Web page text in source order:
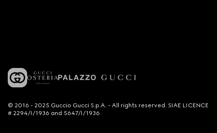
© 2016 - 2025 Guccio Gucci S.p.A. - All rights reserved. SIAE LICENCE
# 2294/I/1936 and 5647/I/1936